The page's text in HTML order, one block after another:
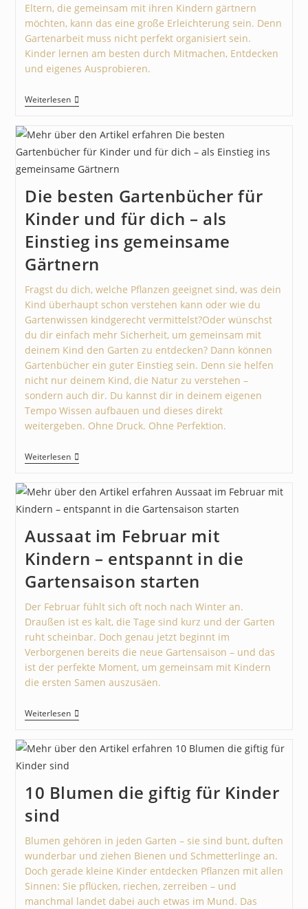
Eltern, die gemeinsam mit ihren Kindern gärtnern
möchten, kann das eine große Erleichterung sein. Denn
Gartenarbeit muss nicht perfekt organisiert sein.
Kinder lernen am besten durch Mitmachen, Entdecken
und eigenes Ausprobieren.
Weiterlesen
Die besten Gartenbücher für
Kinder und für dich – als
Einstieg ins gemeinsame
Gärtnern
Fragst du dich, welche Pflanzen geeignet sind, was dein
Kind überhaupt schon verstehen kann oder wie du
Gartenwissen kindgerecht vermittelst?Oder wünschst
du dir einfach mehr Sicherheit, um gemeinsam mit
deinem Kind den Garten zu entdecken? Dann können
Gartenbücher ein guter Einstieg sein. Denn sie helfen
nicht nur deinem Kind, die Natur zu verstehen –
sondern auch dir. Du kannst dir in deinem eigenen
Tempo Wissen aufbauen und dieses direkt
weitergeben. Ohne Druck. Ohne Perfektion.
Weiterlesen
Aussaat im Februar mit
Kindern – entspannt in die
Gartensaison starten
Der Februar fühlt sich oft noch nach Winter an.
Draußen ist es kalt, die Tage sind kurz und der Garten
ruht scheinbar. Doch genau jetzt beginnt im
Verborgenen bereits die neue Gartensaison – und das
ist der perfekte Moment, um gemeinsam mit Kindern
die ersten Samen auszusäen.
Weiterlesen
10 Blumen die giftig für Kinder
sind
Blumen gehören in jeden Garten – sie sind bunt, duften
wunderbar und ziehen Bienen und Schmetterlinge an.
Doch gerade kleine Kinder entdecken Pflanzen mit allen
Sinnen: Sie pflücken, riechen, zerreiben – und
manchmal landet dabei auch etwas im Mund. Das